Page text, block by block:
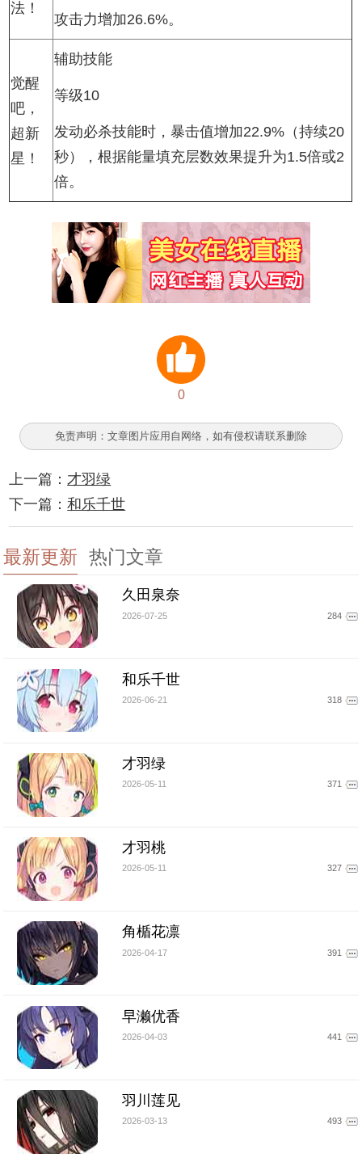
法！
攻击力增加26.6%。
觉醒
吧，
超新
星！
辅助技能
等级10
发动必杀技能时，暴击值增加22.9%（持续20
秒），根据能量填充层数效果提升为1.5倍或2
倍。
0
免责声明：文章图片应用自网络，如有侵权请联系删除
上一篇：才羽绿
下一篇：和乐千世
最新更新 热门文章
久田泉奈
2026-07-25 284
和乐千世
2026-06-21 318
才羽绿
2026-05-11 371
才羽桃
2026-05-11 327
角楯花凛
2026-04-17 391
早濑优香
2026-04-03 441
羽川莲见
2026-03-13 493